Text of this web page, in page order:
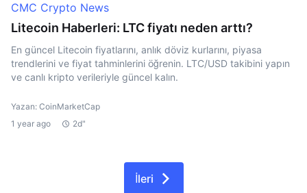
CMC Crypto News
Litecoin Haberleri: LTC fiyatı neden arttı?
En güncel Litecoin fiyatlarını, anlık döviz kurlarını, piyasa
trendlerini ve fiyat tahminlerini öğrenin. LTC/USD takibini yapın
ve canlı kripto verileriyle güncel kalın.
Yazan: CoinMarketCap
1 year ago
2d"
İleri